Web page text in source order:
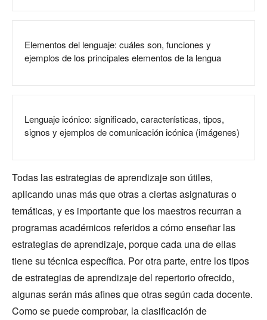
Elementos del lenguaje: cuáles son, funciones y
ejemplos de los principales elementos de la lengua
Lenguaje icónico: significado, características, tipos,
signos y ejemplos de comunicación icónica (imágenes)
Todas las estrategias de aprendizaje son útiles,
aplicando unas más que otras a ciertas asignaturas o
temáticas, y es importante que los maestros recurran a
programas académicos referidos a cómo enseñar las
estrategias de aprendizaje, porque cada una de ellas
tiene su técnica específica. Por otra parte, entre los tipos
de estrategias de aprendizaje del repertorio ofrecido,
algunas serán más afines que otras según cada docente.
Como se puede comprobar, la clasificación de